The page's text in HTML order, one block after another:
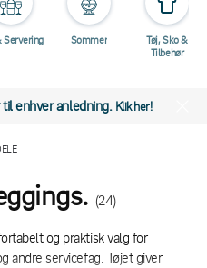
Servering Sommer
Tøj, Sko &
Tilbehør
enhver anledning. Klik her!
(24)
og praktisk valg for
andre servicefag. Tøjet giver